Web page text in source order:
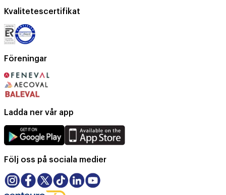
Kvalitetescertifikat
Föreningar
Ladda ner vår app
Följ oss på sociala medier